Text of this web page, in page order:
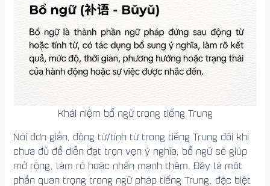
Khái niệm bổ ngữ trong tiếng Trung
Nói đơn giản, động từ/tính từ trong tiếng Trung đôi khi
chưa đủ để diễn đạt trọn vẹn ý nghĩa, bổ ngữ sẽ giúp
mở rộng, làm rõ hoặc nhấn mạnh thêm. Đây là một
phần quan trọng trong ngữ pháp tiếng Trung, đặc biệt